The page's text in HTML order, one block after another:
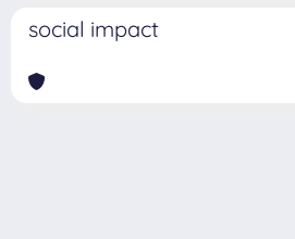
social impact